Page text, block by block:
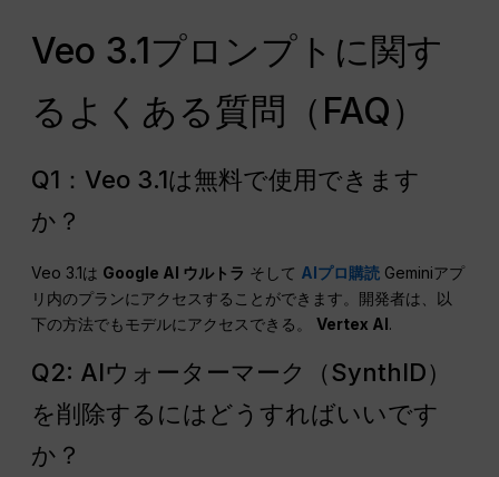
Veo 3.1プロンプトに関す
るよくある質問（FAQ）
Q1：Veo 3.1は無料で使用できます
か？
Veo 3.1は Google AI ウルトラ そして AIプロ購読 Geminiアプ
リ内のプランにアクセスすることができます。開発者は、以
下の方法でもモデルにアクセスできる。Vertex AI.
Q2: AIウォーターマーク（SynthID）
を削除するにはどうすればいいです
か？